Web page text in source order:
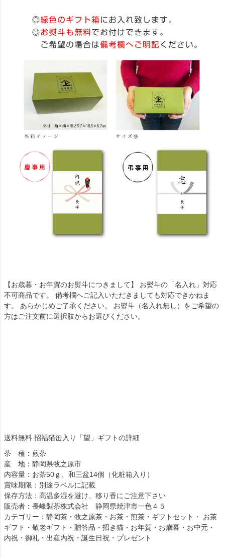
【お歳暮・お年賀のお熨斗につきまして】 お熨斗の「名入れ」対応
不可商品です。 備考欄へご記入いただきましても対応できかねま
す。 あらかじめご了承ください。 お熨斗（名入れ無し）をご希望の
方はご注文前に選択肢からお選びください。
送料無料 招福猫缶入り「望」ギフトの詳細
茶 種：煎茶
産 地：静岡県牧之原市
内容量：お茶50ｇ、和三盆14個（化粧箱入り）
賞味期限：別途ラベルに記載
保存方法：高温多湿を避け、移り香にご注意下さい
販売者：長峰製茶株式会社 静岡県焼津市一色４５
カテゴリー：静岡茶・牧之原茶・お茶・煎茶・ギフトセット・ お茶
ギフト・敬老ギフト・贈答品・招き猫・お年賀・お歳暮・お中元・
内祝・御礼・出産内祝・誕生日祝・プレゼント